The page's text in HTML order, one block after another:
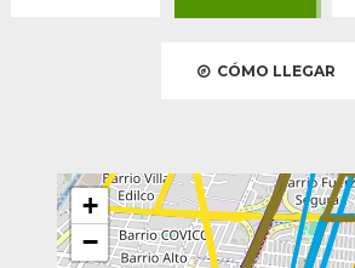
CÓMO LLEGAR
+
−